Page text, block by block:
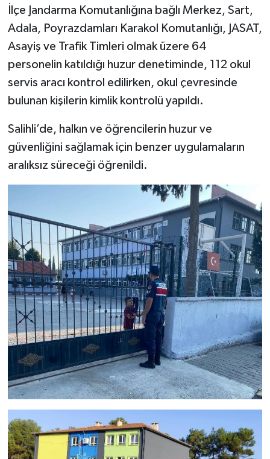
İlçe Jandarma Komutanlığına bağlı Merkez, Sart,
Adala, Poyrazdamları Karakol Komutanlığı, JASAT,
Asayiş ve Trafik Timleri olmak üzere 64
personelin katıldığı huzur denetiminde, 112 okul
servis aracı kontrol edilirken, okul çevresinde
bulunan kişilerin kimlik kontrolü yapıldı.
Salihli’de, halkın ve öğrencilerin huzur ve
güvenliğini sağlamak için benzer uygulamaların
aralıksız süreceği öğrenildi.